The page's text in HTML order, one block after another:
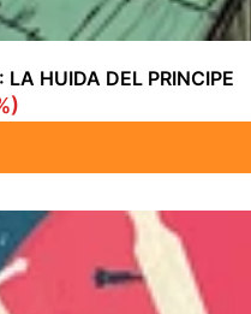
LA HUIDA DEL PRINCIPE